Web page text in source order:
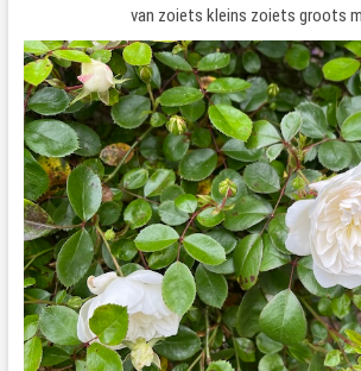
van zoiets kleins zoiets groots